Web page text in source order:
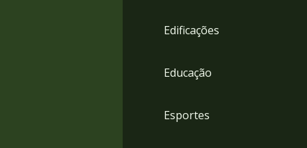
Edificações
Educação
Esportes